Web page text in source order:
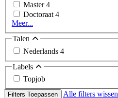
Master4
Doctoraat 4
Meer...
Talen
Nederlands 4
Labels
Topjob
Filters Toepassen Alle filters wissen